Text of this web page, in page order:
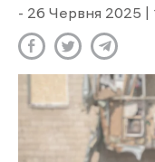
українських
Правозахисники
Місія ООН з
Україні
внаслідок